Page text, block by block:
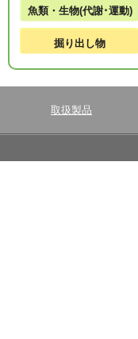
魚類・生物(代謝･運動)
掘り出し物
取扱製品